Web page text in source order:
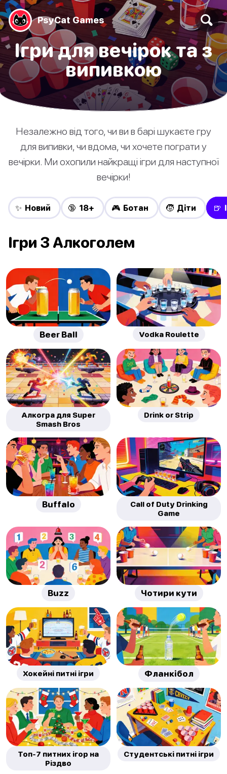
PsyCat Games
Ігри для вечірок та з
випивкою
Незалежно від того, чи ви в барі шукаєте гру
для випивки, чи вдома, чи хочете пограти у
вечірки. Ми охопили найкращі ігри для наступної
вечірки!
✨ Новий 🔞 18+ 🎮 Ботан 🧒 Діти 🍺
Ігри З Алкоголем
Beer Ball Vodka Roulette
Алкогра для Super
Smash Bros
Drink or Strip
Buffalo
Call of Duty Drinking
Game
Buzz Чотири кути
Хокейні питні ігри Фланкібол
Топ-7 питних ігор на
Різдво
Студентські питні ігри